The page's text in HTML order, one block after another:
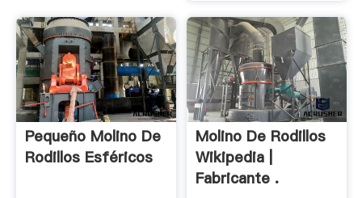
Pequeño Molino De
Rodillos Esféricos
Molino De Rodillos
Wikipedia |
Fabricante .